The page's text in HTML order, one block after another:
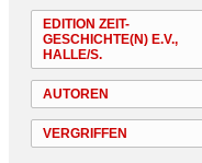
EDITION ZEIT-
GESCHICHTE(N) E.V.,
HALLE/S.
AUTOREN
VERGRIFFEN